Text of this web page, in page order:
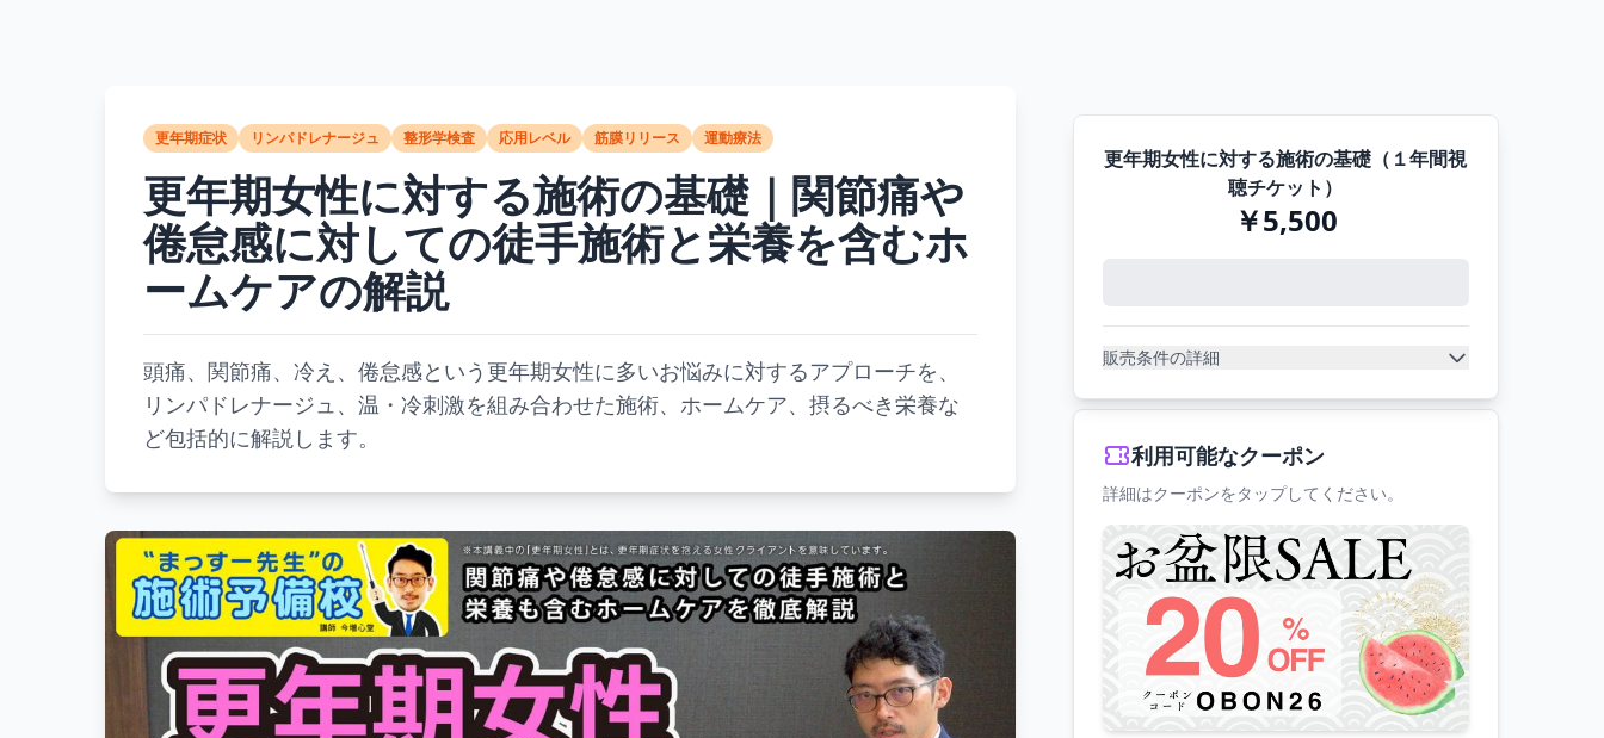
更年期症状 リンパドレナージュ 整形学検査 応用レベル 筋膜リリース 運動療法
更年期女性に対する施術の基礎｜関節痛や
倦怠感に対しての徒手施術と栄養を含むホ
ームケアの解説
頭痛、関節痛、冷え、倦怠感という更年期女性に多いお悩みに対するアプローチを、
リンパドレナージュ、温・冷刺激を組み合わせた施術、ホームケア、摂るべき栄養な
ど包括的に解説します。
更年期女性に対する施術の基礎（１年間視
聴チケット）
￥5,500
販売条件の詳細
利用可能なクーポン
詳細はクーポンをタップしてください。